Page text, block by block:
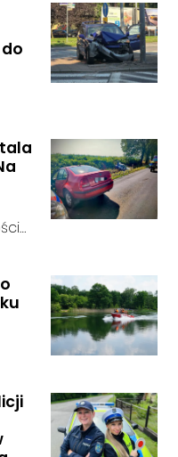
a
artykułu:
artykułu: